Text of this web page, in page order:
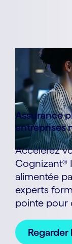
Assurance
entreprises
Accélérez
Cognizant®
alimentée
experts
pointe pour
Regarder